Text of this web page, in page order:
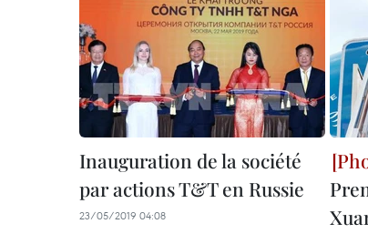
Inauguration de la société
par actions T&T en Russie
23/05/2019 04:08